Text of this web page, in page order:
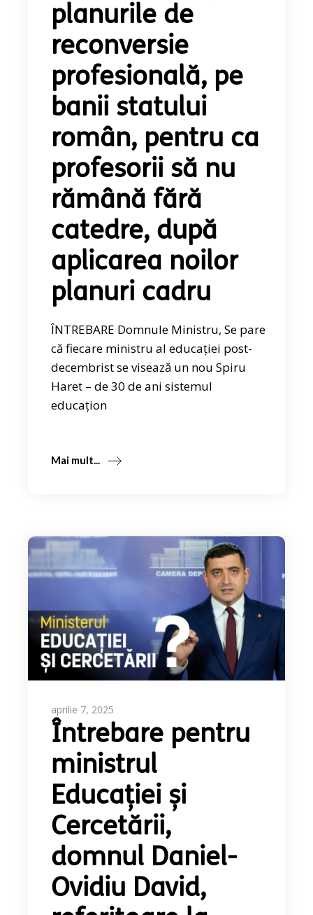
planurile de
reconversie
profesională, pe
banii statului
român, pentru ca
profesorii să nu
rămână fără
catedre, după
aplicarea noilor
planuri cadru
ÎNTREBARE Domnule Ministru, Se pare
că fiecare ministru al educației post-
decembrist se visează un nou Spiru
Haret – de 30 de ani sistemul
educațion
Mai mult...
aprilie 7, 2025
Întrebare pentru
ministrul
Educației și
Cercetării,
domnul Daniel-
Ovidiu David,